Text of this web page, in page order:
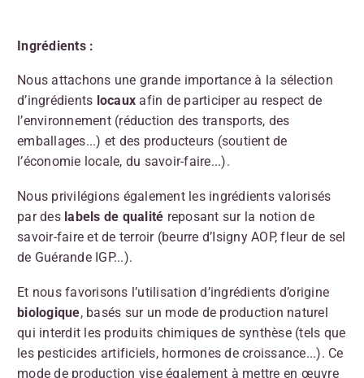
Ingrédients :
Nous attachons une grande importance à la sélection
d’ingrédients locaux afin de participer au respect de
l’environnement (réduction des transports, des
emballages...) et des producteurs (soutient de
l’économie locale, du savoir-faire...).
Nous privilégions également les ingrédients valorisés
par des labels de qualité reposant sur la notion de
savoir-faire et de terroir (beurre d’Isigny AOP, fleur de sel
de Guérande IGP...).
Et nous favorisons l’utilisation d’ingrédients d’origine
biologique, basés sur un mode de production naturel
qui interdit les produits chimiques de synthèse (tels que
les pesticides artificiels, hormones de croissance...). Ce
mode de production vise également à mettre en œuvre